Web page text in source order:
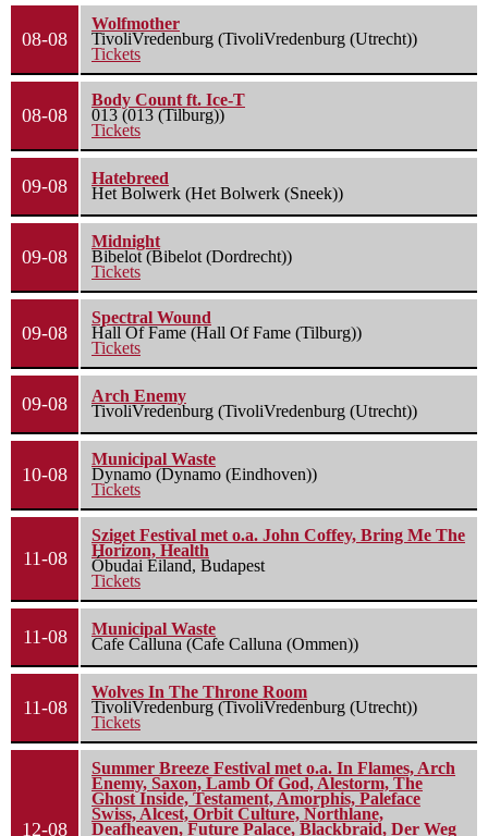
08-08
Wolfmother
TivoliVredenburg (TivoliVredenburg (Utrecht))
Tickets
08-08
Body Count ft. Ice-T
013 (013 (Tilburg))
Tickets
09-08
Hatebreed
Het Bolwerk (Het Bolwerk (Sneek))
09-08
Midnight
Bibelot (Bibelot (Dordrecht))
Tickets
09-08
Spectral Wound
Hall Of Fame (Hall Of Fame (Tilburg))
Tickets
09-08
Arch Enemy
TivoliVredenburg (TivoliVredenburg (Utrecht))
10-08
Municipal Waste
Dynamo (Dynamo (Eindhoven))
Tickets
11-08
Sziget Festival met o.a. John Coffey, Bring Me The
Horizon, Health
Óbudai Eiland, Budapest
Tickets
11-08
Municipal Waste
Cafe Calluna (Cafe Calluna (Ommen))
11-08
Wolves In The Throne Room
TivoliVredenburg (TivoliVredenburg (Utrecht))
Tickets
12-08
Summer Breeze Festival met o.a. In Flames, Arch
Enemy, Saxon, Lamb Of God, Alestorm, The
Ghost Inside, Testament, Amorphis, Paleface
Swiss, Alcest, Orbit Culture, Northlane,
Deafheaven, Future Palace, Blackbraid, Der Weg